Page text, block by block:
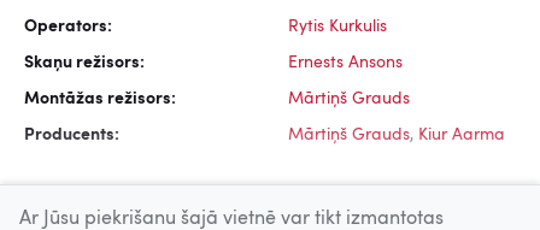
Operators: Rytis Kurkulis
Skaņu režisors: Ernests Ansons
Montāžas režisors: Mārtiņš Grauds
Producents: Mārtiņš Grauds, Kiur Aarma
Ar Jūsu piekrišanu šajā vietnē var tikt izmantotas